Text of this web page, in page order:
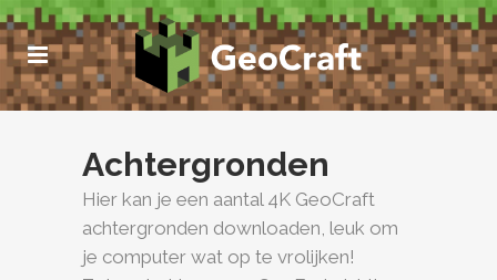
Achtergronden
Hier kan je een aantal 4K GeoCraft
achtergronden downloaden, leuk om
je computer wat op te vrolijken!